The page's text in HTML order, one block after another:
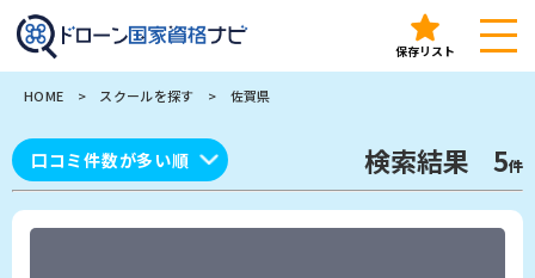
ドローン国家資格ナビ（ドロナビ）｜全国のドローンスクー
保存リスト
HOME > スクールを探す > 佐賀県
検索結果 5件